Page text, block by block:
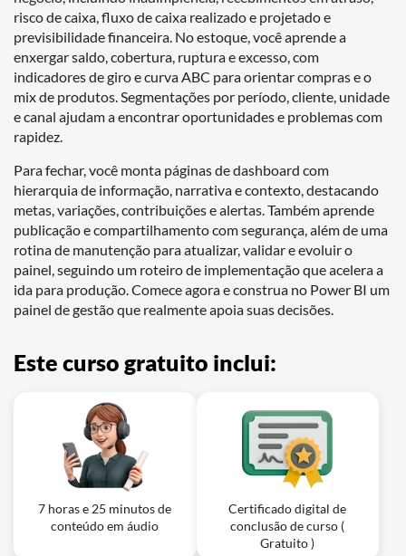
risco de caixa, fluxo de caixa realizado e projetado e
previsibilidade financeira. No estoque, você aprende a
enxergar saldo, cobertura, ruptura e excesso, com
indicadores de giro e curva ABC para orientar compras e o
mix de produtos. Segmentações por período, cliente, unidade
e canal ajudam a encontrar oportunidades e problemas com
rapidez.
Para fechar, você monta páginas de dashboard com
hierarquia de informação, narrativa e contexto, destacando
metas, variações, contribuições e alertas. Também aprende
publicação e compartilhamento com segurança, além de uma
rotina de manutenção para atualizar, validar e evoluir o
painel, seguindo um roteiro de implementação que acelera a
ida para produção. Comece agora e construa no Power BI um
painel de gestão que realmente apoia suas decisões.
Este curso gratuito inclui:
7 horas e 25 minutos de
conteúdo em áudio
Certificado digital de
conclusão de curso (
Gratuito )